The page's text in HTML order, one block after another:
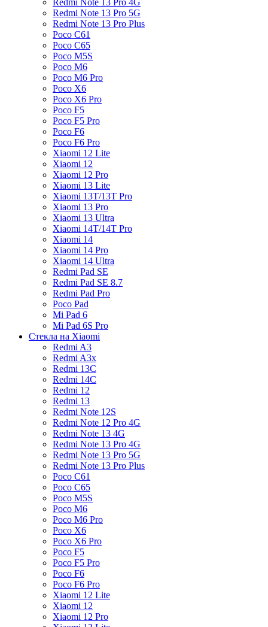
Redmi Note 13 Pro 4G
Redmi Note 13 Pro 5G
Redmi Note 13 Pro Plus
Poco C61
Poco C65
Poco M5S
Poco M6
Poco M6 Pro
Poco X6
Poco X6 Pro
Poco F5
Poco F5 Pro
Poco F6
Poco F6 Pro
Xiaomi 12 Lite
Xiaomi 12
Xiaomi 12 Pro
Xiaomi 13 Lite
Xiaomi 13T/13T Pro
Xiaomi 13 Pro
Xiaomi 13 Ultra
Xiaomi 14T/14T Pro
Xiaomi 14
Xiaomi 14 Pro
Xiaomi 14 Ultra
Redmi Pad SE
Redmi Pad SE 8.7
Redmi Pad Pro
Poco Pad
Mi Pad 6
Mi Pad 6S Pro
Стекла на Xiaomi
Redmi A3
Redmi A3x
Redmi 13C
Redmi 14C
Redmi 12
Redmi 13
Redmi Note 12S
Redmi Note 12 Pro 4G
Redmi Note 13 4G
Redmi Note 13 Pro 4G
Redmi Note 13 Pro 5G
Redmi Note 13 Pro Plus
Poco C61
Poco C65
Poco M5S
Poco M6
Poco M6 Pro
Poco X6
Poco X6 Pro
Poco F5
Poco F5 Pro
Poco F6
Poco F6 Pro
Xiaomi 12 Lite
Xiaomi 12
Xiaomi 12 Pro